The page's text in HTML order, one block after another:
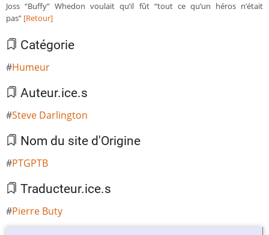
Joss “Buffy” Whedon voulait qu’il fût “tout ce qu’un héros n’était
pas” [Retour]
Catégorie
Humeur
Auteur.ice.s
Steve Darlington
Nom du site d'Origine
PTGPTB
Traducteur.ice.s
Pierre Buty